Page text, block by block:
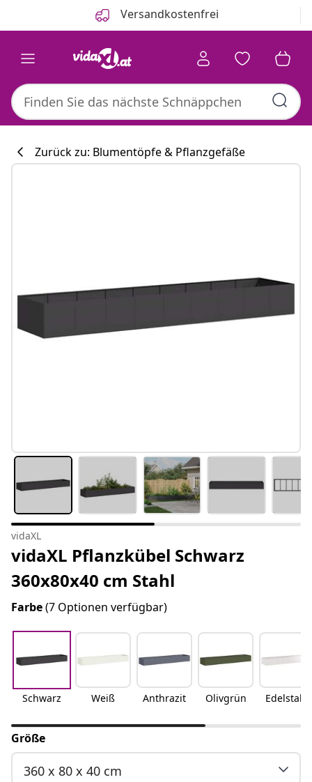
Versandkostenfrei
Zurück zu: Blumentöpfe & Pflanzgefäße
vidaXL
vidaXL Pflanzkübel Schwarz
360x80x40 cm Stahl
Farbe(7 Optionen verfügbar)
Schwarz Weiß Anthrazit Olivgrün Edelstahl
Größe
360 x 80 x 40 cm